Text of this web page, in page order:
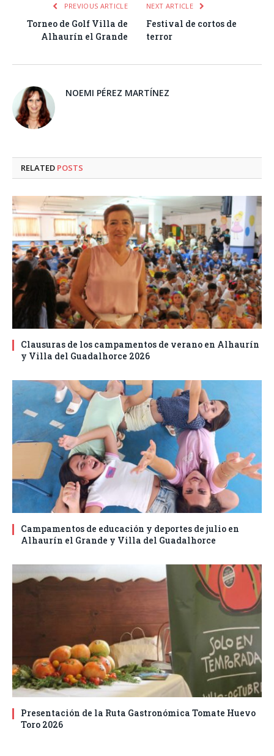
PREVIOUS ARTICLE
Torneo de Golf Villa de
Alhaurín el Grande
NEXT ARTICLE
Festival de cortos de
terror
NOEMI PÉREZ MARTÍNEZ
RELATED POSTS
Clausuras de los campamentos de verano en Alhaurín
y Villa del Guadalhorce 2026
Campamentos de educación y deportes de julio en
Alhaurín el Grande y Villa del Guadalhorce
Presentación de la Ruta Gastronómica Tomate Huevo
Toro 2026